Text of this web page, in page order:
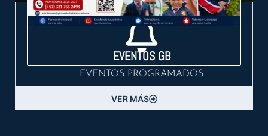
EVENTOS GB
EVENTOS PROGRAMADOS
VER MÁS